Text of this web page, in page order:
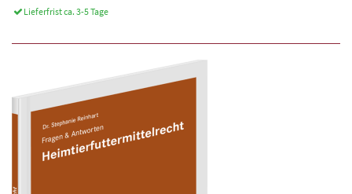
Lieferfrist ca. 3-5 Tage